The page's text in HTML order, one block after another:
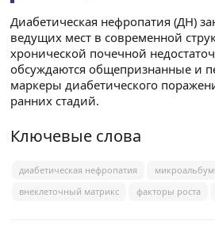
Диабетическая нефропатия (ДН)
ведущих мест в современной
хронической почечной
обсуждаются общепризнанные и
маркеры диабетического
ранних стадий.
Ключевые слова
диабетическая нефропатия
внеклеточный матрикс
факторы роста